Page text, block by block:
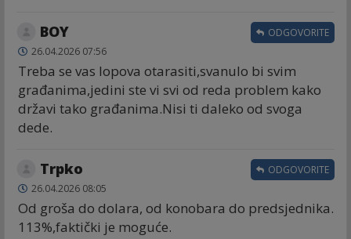
BOY
26.04.2026 07:56
Treba se vas lopova otarasiti,svanulo bi svim
građanima,jedini ste vi svi od reda problem kako
državi tako građanima.Nisi ti daleko od svoga
dede.
ODGOVORITE
Trpko
26.04.2026 08:05
Od groša do dolara, od konobara do predsjednika.
113%,faktički je moguće.
ODGOVORITE